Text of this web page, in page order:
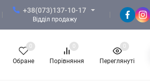
+38(073)137-10-17
Відділ продажу
Обране
0
Порівняння
0
Переглянуті
0